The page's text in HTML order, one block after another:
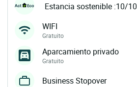
Estancia sostenible :10/10
WIFI
Gratuito
Aparcamiento privado
Gratuito
Business Stopover